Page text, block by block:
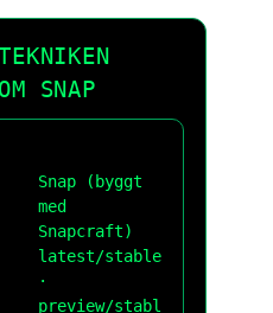
SNAP
Snap (byggt
med
Snapcraft)
latest/stable
·
preview/stabl